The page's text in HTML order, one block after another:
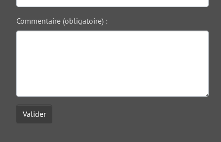
Commentaire (obligatoire) :
Valider